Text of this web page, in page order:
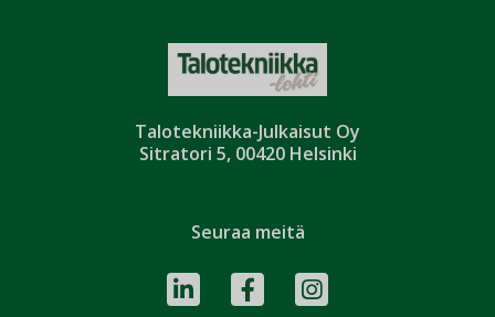
Talotekniikka-Julkaisut Oy
Sitratori 5, 00420 Helsinki
Seuraa meitä